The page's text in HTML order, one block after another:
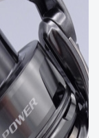
店
C
る一般的な中
C-